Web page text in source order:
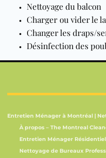
Nettoyage du balcon
Charger ou vider le
Changer les draps/
Désinfection des
Entretien Ménager à Montréal |
À propos – The Montreal
Entretien Ménager Résidentiel
Nettoyage de Bureaux